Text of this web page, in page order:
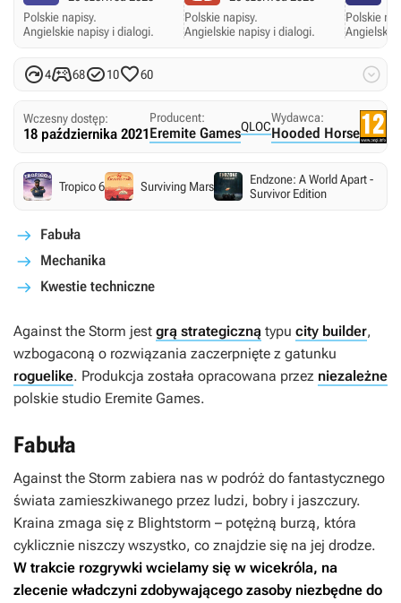
Polskie napisy.
Angielskie napisy i dialogi.
Polskie napisy.
Angielskie napisy i dialogi.
Polskie
Angielskie
4681060 
Wczesny dostęp:
18 października 2021
Producent:
Eremite GamesQLOC
Wydawca:
Hooded Horse
Tropico 6 Surviving Mars
Endzone: A World Apart -
Survivor Edition
Fabuła
Mechanika
Kwestie techniczne
Against the Storm jest grą strategiczną typu city builder,
wzbogaconą o rozwiązania zaczerpnięte z gatunku
roguelike. Produkcja została opracowana przez niezależne
polskie studio Eremite Games.
Fabuła
Against the Storm zabiera nas w podróż do fantastycznego
świata zamieszkiwanego przez ludzi, bobry i jaszczury.
Kraina zmaga się z Blightstorm – potężną burzą, która
cyklicznie niszczy wszystko, co znajdzie się na jej drodze.
W trakcie rozgrywki wcielamy się w wicekróla, na
zlecenie władczyni zdobywającego zasoby niezbędne do